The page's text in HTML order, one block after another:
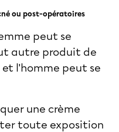
ou post-opératoires
peut se
autre produit de
l'homme peut se
une crème
toute exposition